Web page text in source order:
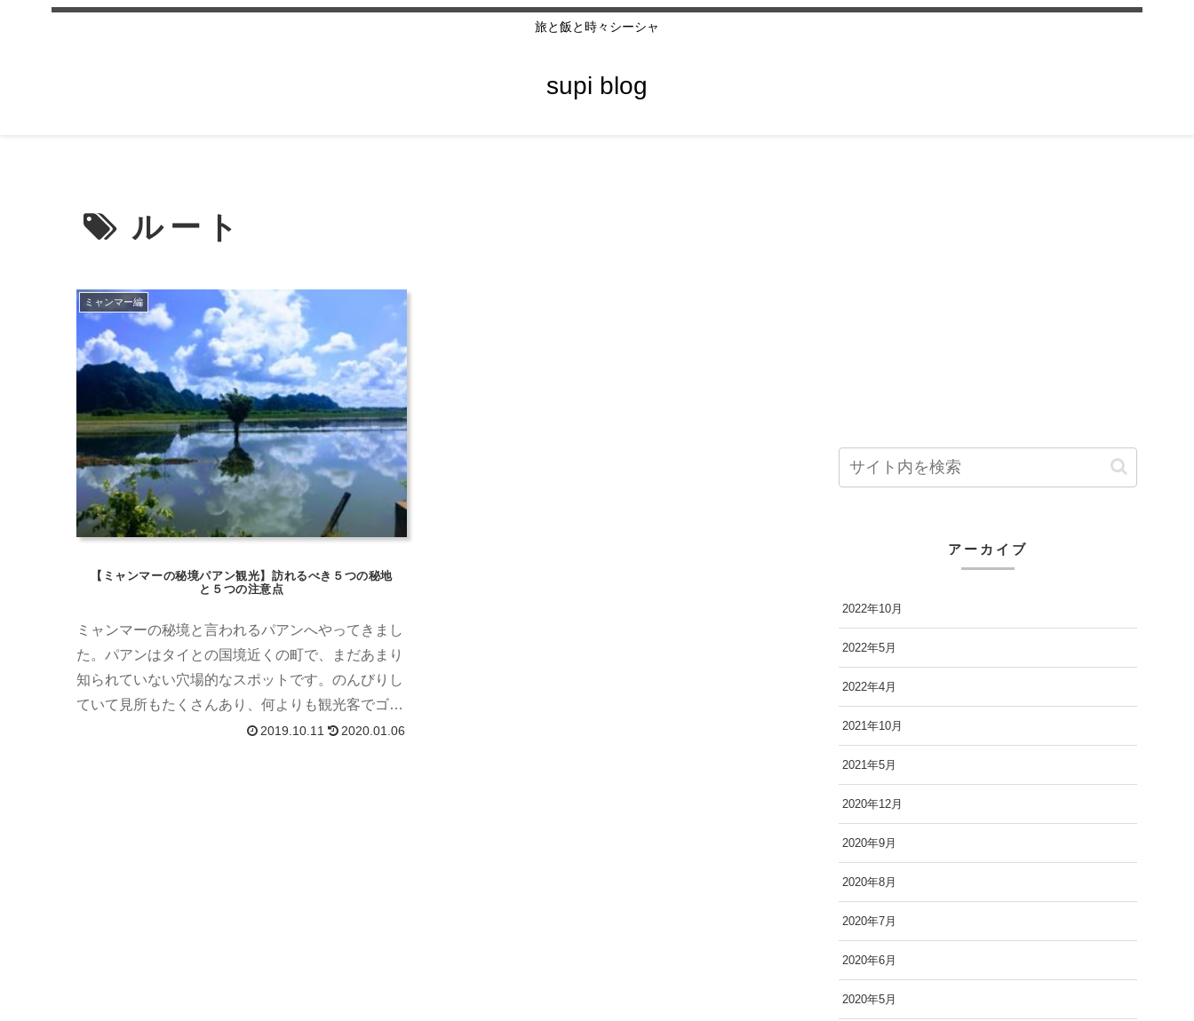
旅と飯と時々シーシャ
supi blog
ルート
ミャンマー編
【ミャンマーの秘境パアン観光】訪れるべき５つの秘地
と５つの注意点
ミャンマーの秘境と言われるパアンへやってきまし
た。パアンはタイとの国境近くの町で、まだあまり
知られていない穴場的なスポットです。のんびりし
ていて見所もたくさんあり、何よりも観光客でゴミ
ゴミしていないのでかなりオススメスポットです。
2019.10.11 2020.01.06
アーカイブ
2022年10月
2022年5月
2022年4月
2021年10月
2021年5月
2020年12月
2020年9月
2020年8月
2020年7月
2020年6月
2020年5月